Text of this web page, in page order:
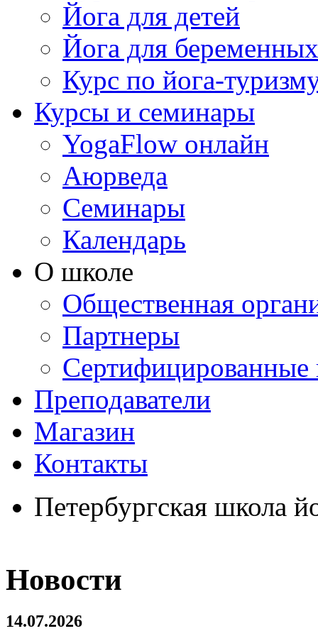
Йога для детей
Йога для беременных
Курс по йога-
Курсы и семинары
YogaFlow онлайн
Аюрведа
Семинары
Календарь
О школе
Общественная
Партнеры
Сертифицированные
Преподаватели
Магазин
Контакты
Петербургская школа
Новости
14.07.2026